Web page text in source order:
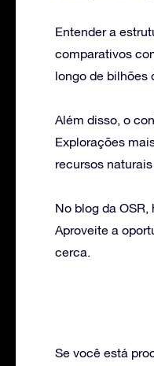
Entender a
comparativos
longo de bilhões
Além disso, o
Explorações
recursos
No blog da
Aproveite a
cerca.
Se você está